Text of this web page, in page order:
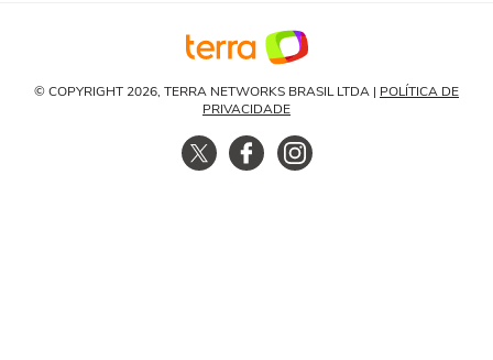
© COPYRIGHT 2026, TERRA NETWORKS BRASIL LTDA | POLÍTICA DE
PRIVACIDADE